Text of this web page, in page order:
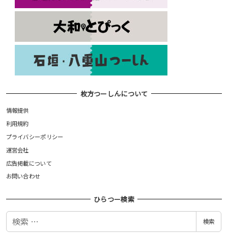
枚方つーしんについて
情報提供
利用規約
プライバシーポリシー
運営会社
広告掲載について
お問い合わせ
ひらつー検索
検
検索